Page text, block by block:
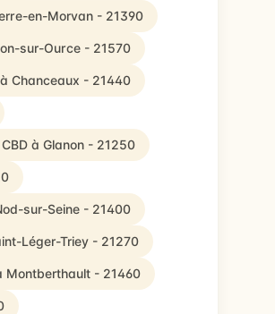
en-Morvan - 21390
sur-Ource - 21570
Chanceaux - 21440
à Glanon - 21250
sur-Seine - 21400
Léger-Triey - 21270
Montberthault - 21460